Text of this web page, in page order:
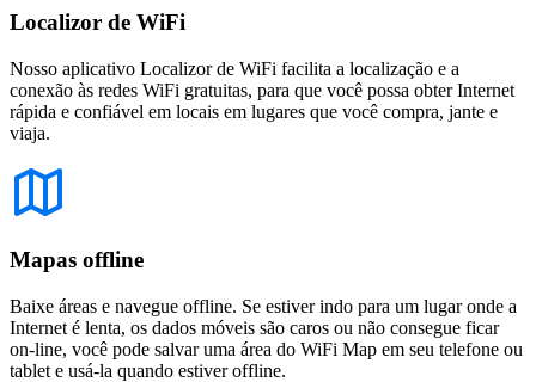
Localizor de WiFi
Nosso aplicativo Localizor de WiFi facilita a localização e a
conexão às redes WiFi gratuitas, para que você possa obter Internet
rápida e confiável em locais em lugares que você compra, jante e
viaja.
Mapas offline
Baixe áreas e navegue offline. Se estiver indo para um lugar onde a
Internet é lenta, os dados móveis são caros ou não consegue ficar
on-line, você pode salvar uma área do WiFi Map em seu telefone ou
tablet e usá-la quando estiver offline.